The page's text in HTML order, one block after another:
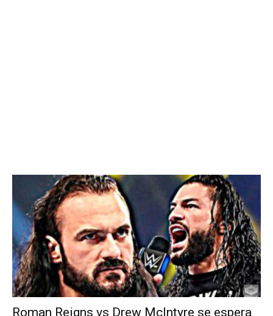
Roman Reigns vs Drew McIntyre se espera